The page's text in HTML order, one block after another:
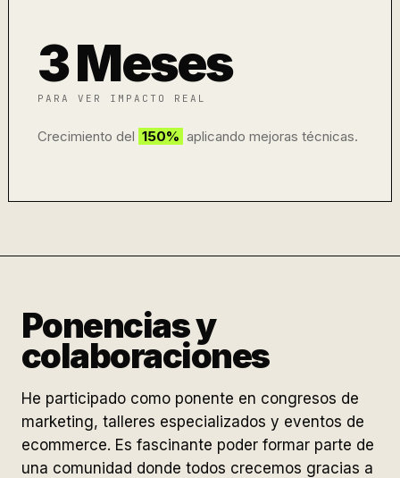
3 Meses
PARA VER IMPACTO REAL
Crecimiento del 150% aplicando mejoras técnicas.
Ponencias y
colaboraciones
He participado como ponente en congresos de
marketing, talleres especializados y eventos de
ecommerce. Es fascinante poder formar parte de
una comunidad donde todos crecemos gracias a